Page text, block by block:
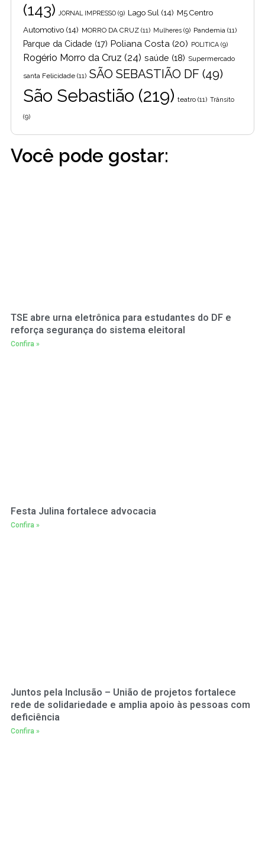
(143) JORNAL IMPRESSO (9) Lago Sul (14) M5 Centro
Automotivo (14) MORRO DA CRUZ (11) Mulheres (9) Pandemia (11)
Parque da Cidade (17) Poliana Costa (20) POLITICA (9)
Rogério Morro da Cruz (24) saúde (18) Supermercado
santa Felicidade (11) SÃO SEBASTIÃO DF (49)
São Sebastião (219) teatro (11) Trânsito
(9)
Você pode gostar:
TSE abre urna eletrônica para estudantes do DF e
reforça segurança do sistema eleitoral
Confira »
Festa Julina fortalece advocacia
Confira »
Juntos pela Inclusão – União de projetos fortalece
rede de solidariedade e amplia apoio às pessoas com
deficiência
Confira »